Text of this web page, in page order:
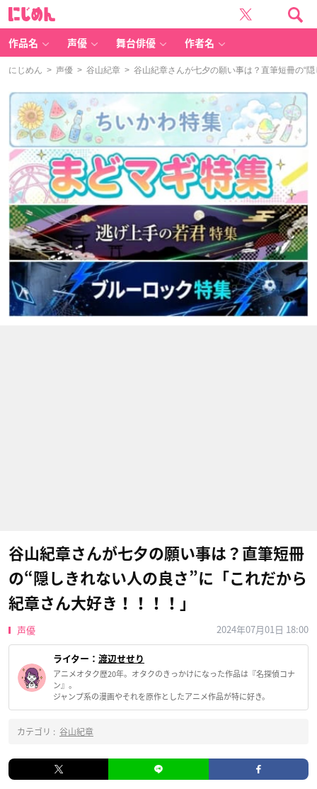
作品名 声優 舞台俳優 作者名
にじめん > 声優 > 谷山紀章 > 谷山紀章さんが七夕の願い事は？直筆短冊の“
谷山紀章さんが七夕の願い事は？直筆短冊
の“隠しきれない人の良さ”に「これだから
紀章さん大好き！！！！」
声優 2024年07月01日 18:00
ライター： 渡辺せせり
アニメオタク歴20年。オタクのきっかけになった作品は『名探偵コナ
ン』。
ジャンプ系の漫画やそれを原作としたアニメ作品が特に好き。
カテゴリ : 谷山紀章